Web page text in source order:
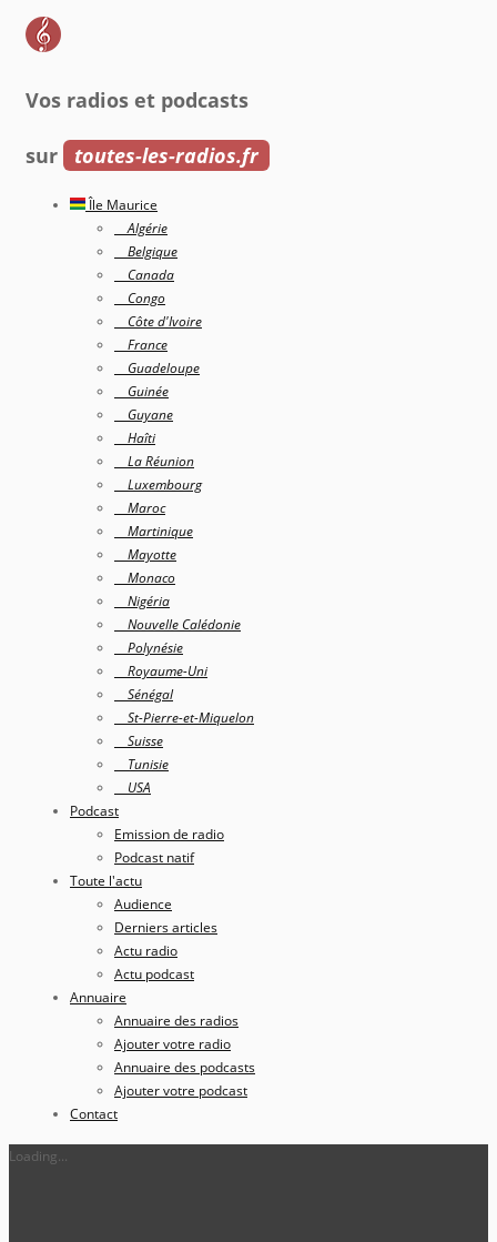
Vos radios et podcasts
sur toutes-les-radios.fr
Île Maurice
Algérie
Belgique
Canada
Congo
Côte d'Ivoire
France
Guadeloupe
Guinée
Guyane
Haîti
La Réunion
Luxembourg
Maroc
Martinique
Mayotte
Monaco
Nigéria
Nouvelle Calédonie
Polynésie
Royaume-Uni
Sénégal
St-Pierre-et-Miquelon
Suisse
Tunisie
USA
Podcast
Emission de radio
Podcast natif
Toute l'actu
Audience
Derniers articles
Actu radio
Actu podcast
Annuaire
Annuaire des radios
Ajouter votre radio
Annuaire des podcasts
Ajouter votre podcast
Contact
Loading...